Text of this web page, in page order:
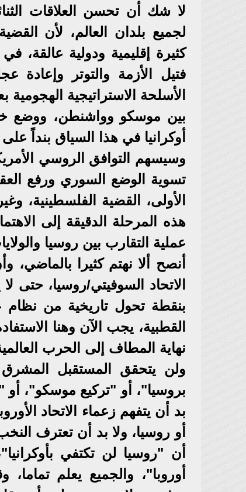
لا شك أن تحسن العلاقات
لجميع بلدان العالم، لأن
كثيرة إقليمية ودولية عالقة،
فتيل الأزمة والتوتر وإعادة
الأسلحة الاستراتيجية
بين موسكو وواشنطن، ووضع
أوكرانيا في هذا السياق بنداً
وسيسهم التوافق الروسي
تسوية الوضع السوري ورفع
الأولى، القضية الفلسطينية،
هذه المرحلة الدقيقة إلى
عملية التقارب بين روسيا
أنصح ألا نهتم كثيرا
الاتحاد السوفيتي/روسيا، حتى
بنقطة تحول تاريخية من نظام
القطبية، يجب الآن وهنا
نهاية المطاف إلى الحرب العالمية
ولن يتحقق المستقبل المشرق
بروسيا"، أو "تركيع موسكو"،
بد أن يتفهم زعماء الاتحاد
أو روسيا، ولا بد أن تعترف
أن "روسيا لن تكتفي
أوروبا"، والجميع يعلم